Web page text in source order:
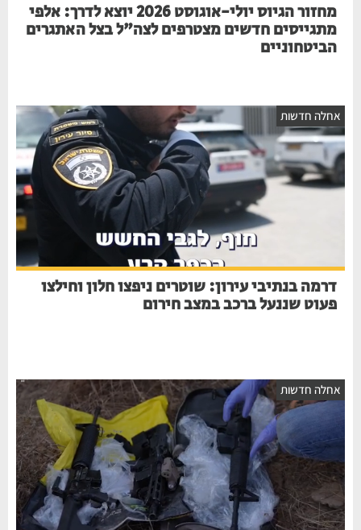
מחזור הגיוס יולי-אוגוסט 2026 יוצא לדרך: אלפי
מתגייסים חדשים מצטרפים לצה"ל בצל האתגרים
הביטחוניים
חדשות
דרמה בנתיבי עירון: שוטרים ניפצו חלון וחילצו
פעוט שננעל ברכב במצב חירום
חדשות